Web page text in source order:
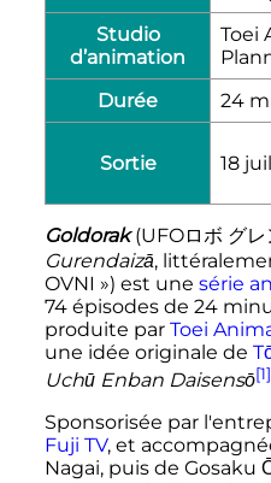
Studio
d’animation
Toei
Durée
24
Sortie 18
Goldorak (UFOロボ グレ
Gurendaizā,
OVNI ») est une série
74 épisodesde 24
produite par Toei
une idée originale de
Uchū Enban Daisensō[1]
Sponsorisée par
Fuji TV, et
Nagai, puis de Gosaku